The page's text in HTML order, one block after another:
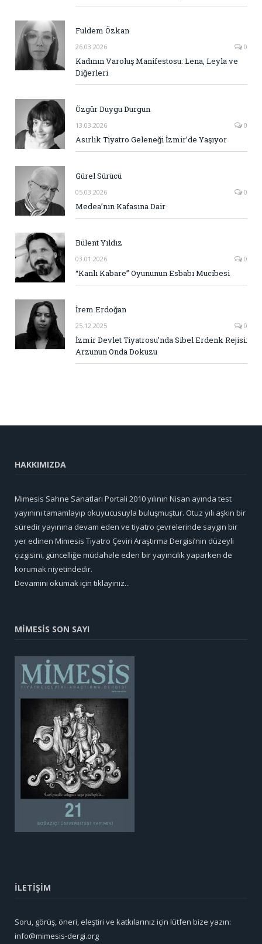
Fuldem Özkan
26.03.2026 0
Kadının Varoluş Manifestosu: Lena, Leyla ve
Diğerleri
Özgür Duygu Durgun
13.03.2026 0
Asırlık Tiyatro Geleneği İzmir’de Yaşıyor
Gürel Sürücü
05.03.2026 0
Medea’nın Kafasına Dair
Bülent Yıldız
03.01.2026 0
“Kanlı Kabare” Oyununun Esbabı Mucibesi
İrem Erdoğan
25.12.2025 0
İzmir Devlet Tiyatrosu’nda Sibel Erdenk Rejisi:
Arzunun Onda Dokuzu
HAKKIMIZDA
Mimesis Sahne Sanatları Portali 2010 yılının Nisan ayında test
yayınını tamamlayıp okuyucusuyla buluşmuştur. Otuz yılı aşkın bir
süredir yayınına devam eden ve tiyatro çevrelerinde saygın bir
yer edinen Mimesis Tiyatro Çeviri Araştırma Dergisi’nin düzeyli
çizgisini, güncelliğe müdahale eden bir yayıncılık yaparken de
korumak niyetindedir.
Devamını okumak için tıklayınız...
MİMESİS SON SAYI
İLETİŞİM
Soru, görüş, öneri, eleştiri ve katkılarınız için lütfen bize yazın:
info@mimesis-dergi.org